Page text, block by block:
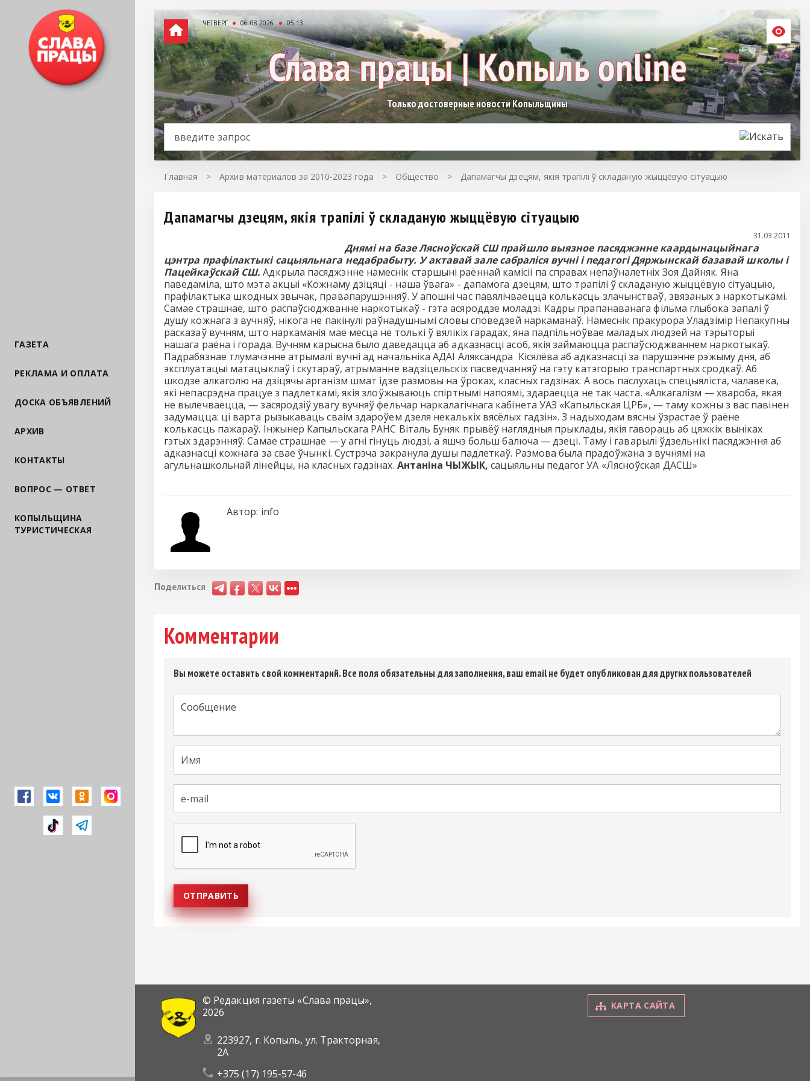
ГАЗЕТА
РЕКЛАМА И ОПЛАТА
ДОСКА ОБЪЯВЛЕНИЙ
АРХИВ
КОНТАКТЫ
ВОПРОС — ОТВЕТ
КОПЫЛЬЩИНА
ТУРИСТИЧЕСКАЯ
ЧЕТВЕРГ 06.08.2026 05:13
Только достоверные новости Копыльщины
Главная > Архив материалов за 2010-2023 года > Общество > Дапамагчы дзецям, якія трапілі ў складаную жыццёвую сітуацыю
Дапамагчы дзецям, якія трапілі ў складаную жыццёвую сітуацыю
31.03.2011
Днямі на базе Лясноўскай СШ прайшло выязное пасяджэнне каардынацыйнага
цэнтра прафілактыкі сацыяльнага недабрабыту. У актавай зале сабраліся вучні і педагогі Дяржынскай базавай школы і
Пацейкаўскай СШ. Адкрыла пасяджэнне намеснік старшыні раённай камісіі па справах непаўналетніх Зоя Дайняк. Яна
паведаміла, што мэта акцыі «Кожнаму дзіцяці - наша ўвага» - дапамога дзецям, што трапілі ў складаную жыццёвую сітуацыю,
прафілактыка шкодных звычак, правапарушэнняў. У апошні час павялічваецца колькасць злачынстваў, звязаных з наркотыкамі.
Самае страшнае, што распаўсюджванне наркотыкаў - гэта асяроддзе моладзі. Кадры прапанаванага фільма глыбока запалі ў
душу кожнага з вучняў, нікога не пакінулі раўнадушнымі словы споведзей наркаманаў. Намеснік пракурора Уладзімір Непакупны
расказаў вучням, што наркаманія мае месца не толькі ў вялікіх гарадах, яна падпільноўвае маладых людзей на тэрыторыі
нашага раёна і горада. Вучням карысна было даведацца аб адказнасці асоб, якія займаюцца распаўсюджваннем наркотыкаў.
Падрабязнае тлумачэнне атрымалі вучні ад начальніка АДАІ Аляксандра Кісялёва аб адказнасці за парушэнне рэжыму дня, аб
эксплуатацыі матацыклаў і скутараў, атрыманне вадзіцельскіх пасведчанняў на гэту катэгорыю транспартных сродкаў. Аб
шкодзе алкаголю на дзіцячы арганізм шмат ідзе размовы на ўроках, класных гадзінах. А вось паслухаць спецыяліста, чалавека,
які непасрэдна працуе з падлеткамі, якія злоўжываюць спіртнымі напоямі, здараецца не так часта. «Алкагалізм — хвароба, якая
не вылечваецца, — засяродзіў увагу вучняў фельчар наркалагічнага кабінета УАЗ «Капыльская ЦРБ», — таму кожны з вас павінен
задумацца: ці варта рызыкаваць сваім здароўем дзеля некалькіх вясёлых гадзін». 3 надыходам вясны ўзрастае ў раёне
колькасць пажараў. Інжынер Капыльскага РАНС Віталь Буняк прывёў наглядныя прыклады, якія гавораць аб цяжкіх выніках
гэтых здарэнняў. Самае страшнае — у агні гінуць людзі, а яшчэ больш балюча — дзеці. Таму і гаварылі ўдзельнікі пасяджэння аб
адказнасці кожнага за свае ўчынкі. Сустрэча закранула душы падлеткаў. Размова была прадоўжана з вучнямі на
агульнашкольнай лінейцы, на класных гадзінах. Антаніна ЧЫЖЫК, сацыяльны педагог УА «Лясноўская ДАСШ»
Автор: info
Поделиться
Комментарии
Вы можете оставить свой комментарий. Все поля обязательны для заполнения, ваш email не будет опубликован для других пользователей
© Редакция газеты «Слава працы»,
2026
223927, г. Копыль, ул. Тракторная,
2А
+375 (17) 195-57-46
КАРТА САЙТА